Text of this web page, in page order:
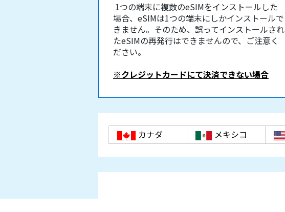
1つの端末に複数のeSIMをインストールした
場合、eSIMは1つの端末にしかインストールで
きません。そのため、誤ってインストールされ
たeSIMの再発行はできませんので、ご注意く
ださい。
※クレジットカードにて決済できない場合
カナダ メキシコ